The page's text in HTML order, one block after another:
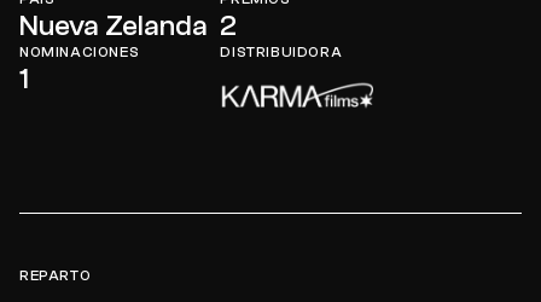
Nueva Zelanda 2
NOMINACIONES
1
DISTRIBUIDORA
REPARTO